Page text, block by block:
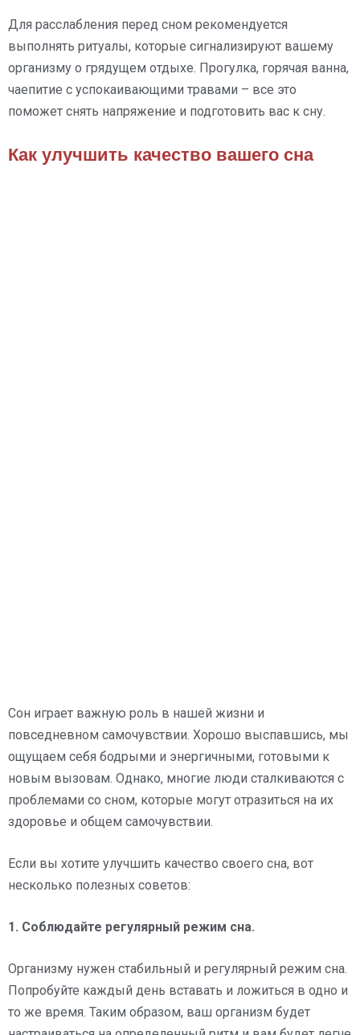
Для расслабления перед сном рекомендуется
выполнять ритуалы, которые сигнализируют вашему
организму о грядущем отдыхе. Прогулка, горячая ванна,
чаепитие с успокаивающими травами – все это
поможет снять напряжение и подготовить вас к сну.
Как улучшить качество вашего сна
Сон играет важную роль в нашей жизни и
повседневном самочувствии. Хорошо выспавшись, мы
ощущаем себя бодрыми и энергичными, готовыми к
новым вызовам. Однако, многие люди сталкиваются с
проблемами со сном, которые могут отразиться на их
здоровье и общем самочувствии.
Если вы хотите улучшить качество своего сна, вот
несколько полезных советов:
1. Соблюдайте регулярный режим сна.
Организму нужен стабильный и регулярный режим сна.
Попробуйте каждый день вставать и ложиться в одно и
то же время. Таким образом, ваш организм будет